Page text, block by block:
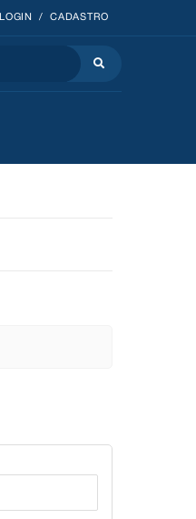
LOGIN / CADASTRO